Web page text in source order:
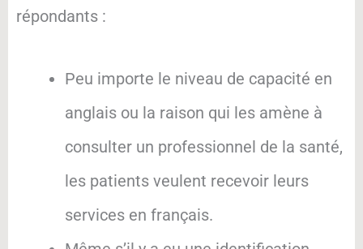
répondants :
Peu importe le niveau de capacité en
anglais ou la raison qui les amène à
consulter un professionnel de la santé,
les patients veulent recevoir leurs
services en français.